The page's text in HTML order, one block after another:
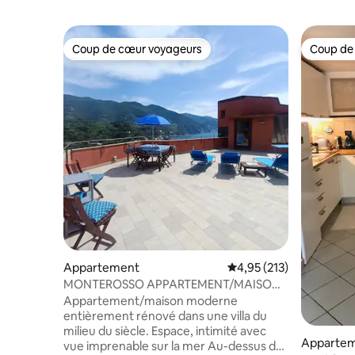
Coup de cœur voyageurs
Coup de cœur voyageurs
Appartement Évaluation moyenne
4,95 (213)
MONTEROSSO APPARTEMENT/MAISON
SPACIEUX AVEC VUE SUR LA MER
Appartement/maison moderne
entièrement rénové dans une villa du
milieu du siècle. Espace, intimité avec
vue imprenable sur la mer Au-dessus du
Coup
Coup